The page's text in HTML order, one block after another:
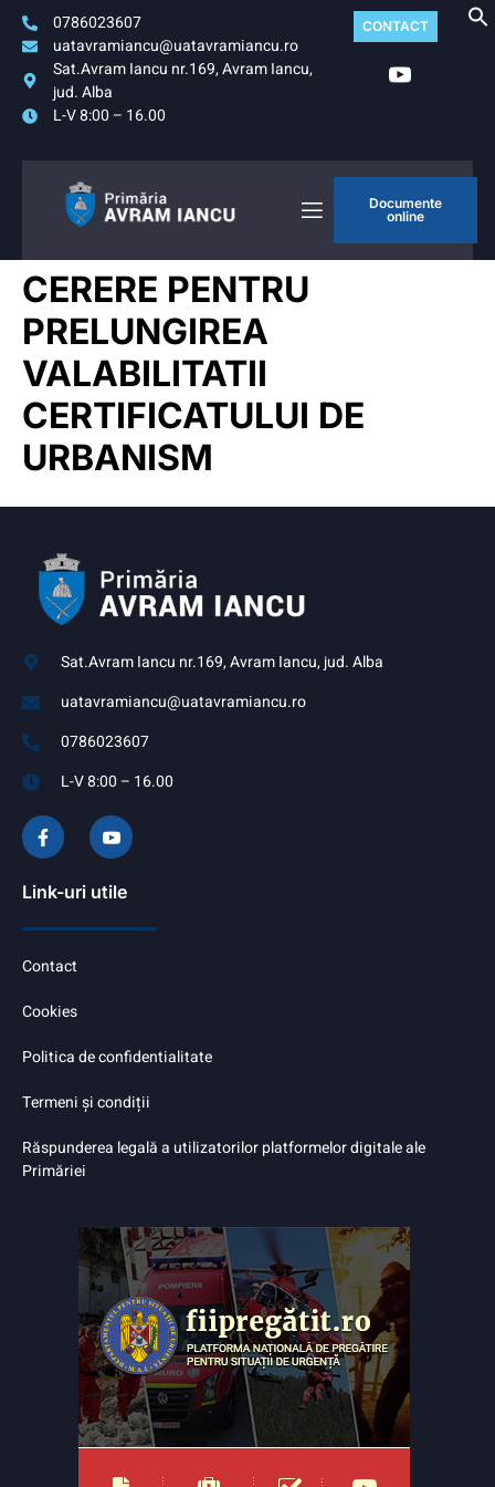
0786023607
uatavramiancu@uatavramiancu.ro
Sat.Avram Iancu nr.169, Avram Iancu,
jud. Alba
L-V 8:00 – 16.00
CONTACT
Documente
online
CERERE PENTRU
PRELUNGIREA
VALABILITATII
CERTIFICATULUI DE
URBANISM
Sat.Avram Iancu nr.169, Avram Iancu, jud. Alba
uatavramiancu@uatavramiancu.ro
0786023607
L-V 8:00 – 16.00
Link-uri utile
Contact
Cookies
Politica de confidentialitate
Termeni și condiții
Răspunderea legală a utilizatorilor platformelor digitale ale
Primăriei